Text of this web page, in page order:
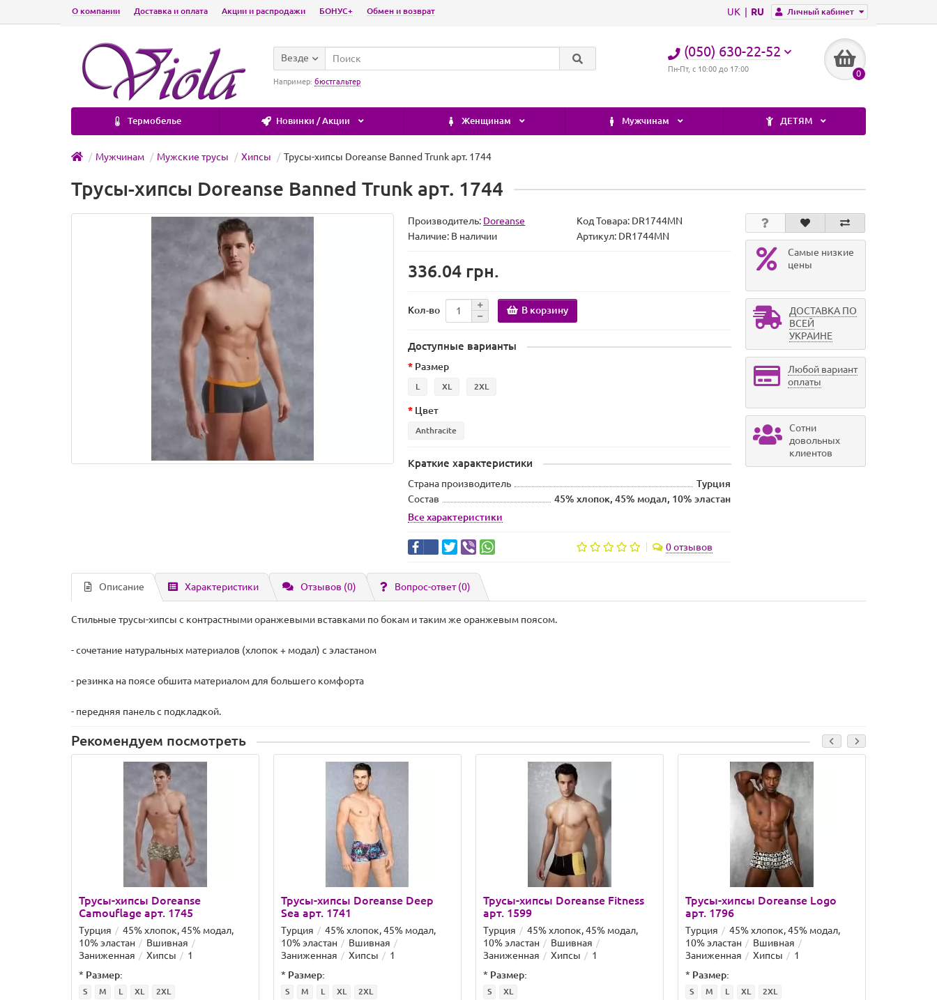
Личный кабинет
UK RU
О компании Доставка и оплата Акции и распродажи БОНУС+ Обмен и возврат
(050) 630-22-52
Пн-Пт, с 10:00 до 17:00 0
Везде
Например: бюстгальтер
Термобелье Новинки / Акции Женщинам Мужчинам ДЕТЯМ
Мужчинам Мужские трусы Хипсы Трусы-хипсы Doreanse Banned Trunk арт. 1744
Трусы-хипсы Doreanse Banned Trunk арт. 1744
Производитель: Doreanse Код Товара: DR1744MN
Наличие: В наличии Артикул: DR1744MN
336.04 грн.
Кол-во В корзину
Доступные варианты
Размер
L XL 2XL
Цвет
Anthracite
Краткие характеристики
Страна производитель
Турция
Состав
45% хлопок, 45% модал, 10% эластан
Все характеристики
0 отзывов
Самые низкие
цены
ДОСТАВКА ПО
ВСЕЙ
УКРАИНЕ
Любой вариант
оплаты
Сотни
довольных
клиентов
Описание Характеристики Отзывов (0) Вопрос-ответ(0)
Стильные трусы-хипсы с контрастными оранжевыми вставками по бокам и таким же оранжевым поясом.
- сочетание натуральных материалов (хлопок + модал) с эластаном
- резинка на поясе обшита материалом для большего комфорта
- передняя панель с подкладкой.
Рекомендуем посмотреть
Трусы-хипсы Doreanse
Camouflage арт. 1745
Турция
45% хлопок, 45% модал,
10% эластан
Вшивная
Заниженная
Хипсы
1
* Размер:
S M L XL 2XL
Трусы-хипсы Doreanse Deep
Sea арт. 1741
Турция
45% хлопок, 45% модал,
10% эластан
Вшивная
Заниженная
Хипсы
1
* Размер:
S M L XL 2XL
Трусы-хипсы Doreanse Fitness
арт. 1599
Турция
45% хлопок, 45% модал,
10% эластан
Вшивная
Заниженная
Хипсы
1
* Размер:
S XL
Трусы-хипсы Doreanse Logo
арт. 1796
Турция
45% хлопок, 45% модал,
10% эластан
Вшивная
Заниженная
Хипсы
1
* Размер:
S M L XL 2XL